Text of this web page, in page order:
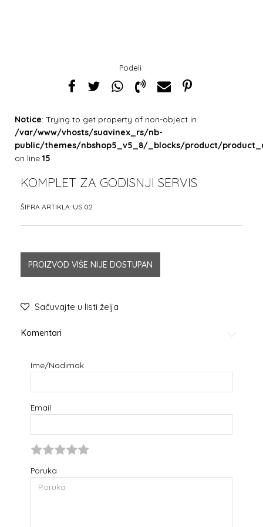
Podeli
Notice: Trying to get property of non-object in
/var/www/vhosts/suavinex_rs/nb-
public/themes/nbshop5_v5_8/_blocks/product/
on line 15
KOMPLET ZA GODISNJI SERVIS
ŠIFRA ARTIKLA: US 02
PROIZVOD VIŠE NIJE DOSTUPAN
Sačuvajte u listi želja
Komentari
Ime/Nadimak
Email
Poruka